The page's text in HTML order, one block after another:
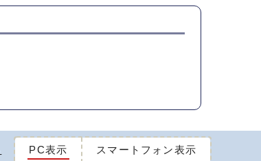
PC表示 スマートフォン表示